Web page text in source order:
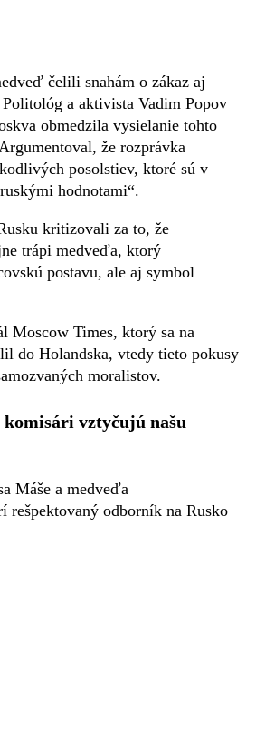
čelili snahám o zákaz aj
a aktivista Vadim Popov
obmedzila vysielanie tohto
že rozprávka
posolstiev, ktoré sú v
hodnotami“.
kritizovali za to, že
trápi medveďa, ktorý
postavu, ale aj symbol
Moscow Times, ktorý sa na
do Holandska, vtedy tieto pokusy
moralistov.
vztyčujú našu
Máše a medveďa
rešpektovaný odborník na Rusko